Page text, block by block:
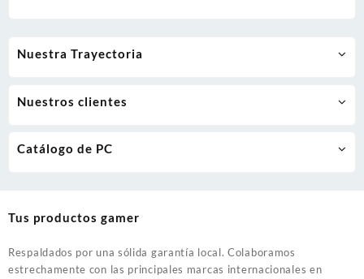
Nuestra Trayectoria
Nuestros clientes
Catálogo de PC
Tus productos gamer
Respaldados por una sólida garantía local. Colaboramos
estrechamente con las principales marcas internacionales en